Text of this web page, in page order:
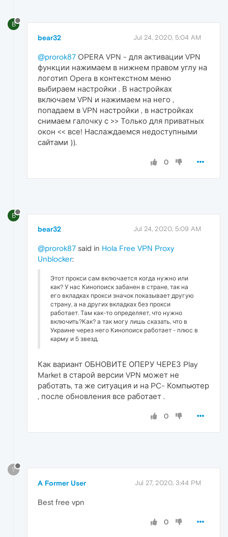
B
bear32 Jul 24, 2020, 5:04 AM
@prorok87 OPERA VPN - для активации VPN
функции нажимаем в нижнем правом углу на
логотип Opera в контекстном меню
выбираем настройки . В настройках
включаем VPN и нажимаем на него ,
попадаем в VPN настройки , в настройках
снимаем галочку с >> Только для приватных
окон << все! Наслаждаемся недоступными
сайтами )).
0
B
bear32 Jul 24, 2020, 5:09 AM
@prorok87 said in Hola Free VPN Proxy
Unblocker:
Этот прокси сам включается когда нужно или
как? У нас Кинопоиск забанен в стране, так на
его вкладках прокси значок показывает другую
страну, а на других вкладках без прокси
работает. Там как-то определяет, что нужно
включить?Как? а так могу лишь сказать, что в
Украине через него Кинопоиск работает - плюс в
карму и 5 звезд.
Как вариант ОБНОВИТЕ ОПЕРУ ЧЕРЕЗ Play
Market в старой версии VPN может не
работать, та же ситуация и на PC- Компьютер
, после обновления все работает .
0
?
A Former User Jul 27, 2020, 3:44 PM
Best free vpn
0